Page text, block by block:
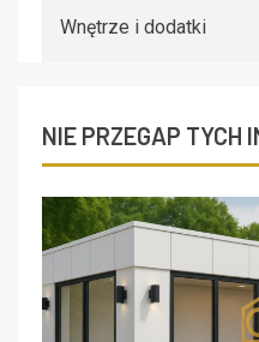
Wnętrze i dodatki
NIE PRZEGAP TYCH